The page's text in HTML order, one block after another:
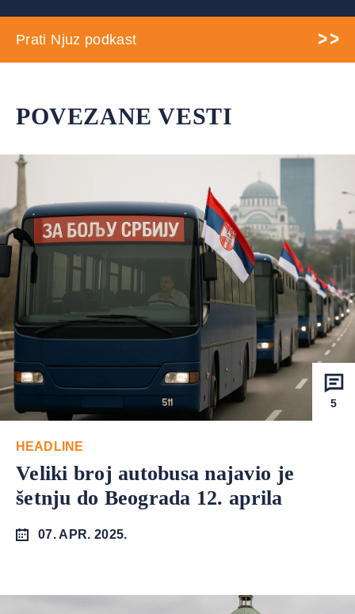
Prati Njuz podkast
POVEZANE VESTI
5
HEADLINE
Veliki broj autobusa najavio je
šetnju do Beograda 12. aprila
07. APR. 2025.